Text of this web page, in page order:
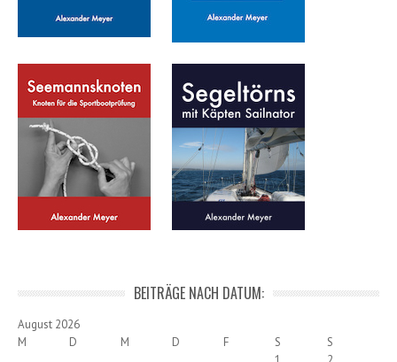
BEITRÄGE NACH DATUM:
August 2026
M
D M D F S
S